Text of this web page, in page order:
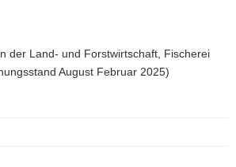
der Land- und Forstwirtschaft, Fischerei
August Februar 2025)